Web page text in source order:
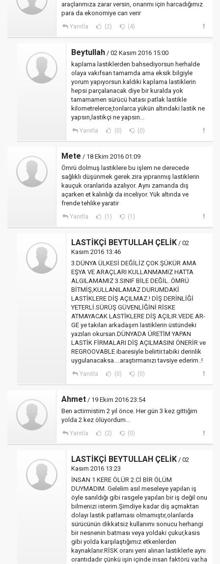
araçlarımıza zarar versin, onarımı için harcadığımız
para da ekonomiye can verir
Yanıtla (2) (4)
Beytullah / 02 Kasım 2016 15:00
kaplama lastiklerden bahsediyorsun herhalde
olaya vakıfsan tamamda ama eksik bilgiyle
yorum yapıyorsun.kaldıki kaplama lastiklerin
hepsi parçalanacak diye bir kuralda yok
tamamamen sürücü hatası patlak lastikle
kilometrelerce,tonlarca yükün altındaki lastik ne
yapsın,lastikçi ne yapsın...
Yanıtla (0) (0)
Mete / 18 Ekim 2016 01:09
Ömrü dolmuş lastiklere bu işlem ne derecede
sağlıklı düşünmek gerek.zira yıpranmış lastiklerin
kauçuk oranlarida azalıyor. Aynı zamanda dış
açarken et kalınlığı da inceliyor. Yük altında ve
frende tehlike yaratir
Yanıtla (1) (1)
LASTİKÇİ BEYTULLAH ÇELİK / 02
Kasım 2016 13:46
3.DÜNYA ÜLKESİ DEĞİLİZ ÇOK ŞÜKÜR AMA
EŞYA VE ARAÇLARI KULLANMAMIZ HATTA
ALGILAMAMIZ 3.SINIF BİLE DEĞİL..ÖMRÜ
BİTMİŞ,KULLANILAMAZ DURUMDAKİ
LASTİKLERE DİŞ AÇILMAZ.! DİŞ DERİNLİĞİ
YETERLİ.SÜRÜŞ GÜVENLİĞİNİ RİSKE
ATMAYACAK LASTİKLERE DİŞ AÇILIR.VEDE AR-
GE ye takılan arkadaşım lastiklerin üstündeki
yazıları okursan.DÜNYADA ÜRETİM YAPAN
LASTİK FİRMALARI DİŞ AÇILMASINI ÖNERİR ve
REGROOVABLE ibaresiyle belirtir.tabiki derinlik
uygulanacaksa....araştırmanızı tavsiye ederim..!
Yanıtla (0) (0)
Ahmet / 19 Ekim 2016 23:54
Ben actirmistim 2 yıl önce. Her gün 3 kez gittiğim
yolda 2 kez ölüyordum...
Yanıtla (2) (0)
LASTİKÇİ BEYTULLAH ÇELİK / 02
Kasım 2016 13:23
İNSAN 1 KERE ÖLÜR 2.Cİ BİR ÖLÜM
DUYMADIM. Gelelim asıl meseleye yapılan iş
öyle sanıldığı gibi rasgele yapılan bir iş değil onu
bilmenizi isterim.Şimdiye kadar diş açmaktan
dolayı lastik patlaması olmamıştır,olanlarda
sürücünün dikkatsiz kullanımı sonucu herhangi
bir nesnenin batması veya yoldaki çukur,kasis
gibi yolda karşılaştığımız etkenlerden
kaynaklanır.RİSK oranı yeni alınan lastiklerle aynı
orantıdadır çünkü işin içinde insan faktörü var.ha